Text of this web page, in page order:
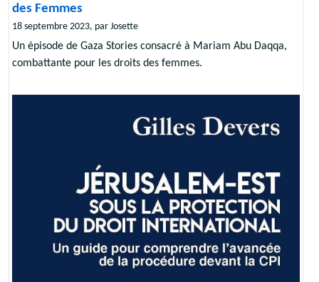
des Femmes
18 septembre 2023, par Josette
Un épisode de Gaza Stories consacré à Mariam Abu Daqqa,
combattante pour les droits des femmes.